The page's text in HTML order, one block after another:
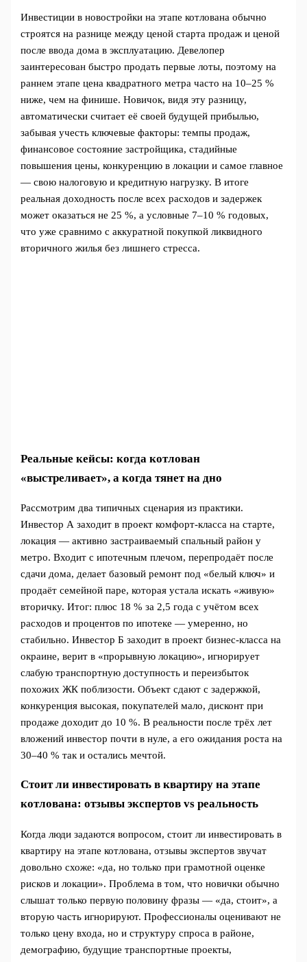
Инвестиции в новостройки на этапе котлована обычно
строятся на разнице между ценой старта продаж и ценой
после ввода дома в эксплуатацию. Девелопер
заинтересован быстро продать первые лоты, поэтому на
раннем этапе цена квадратного метра часто на 10–25 %
ниже, чем на финише. Новичок, видя эту разницу,
автоматически считает её своей будущей прибылью,
забывая учесть ключевые факторы: темпы продаж,
финансовое состояние застройщика, стадийные
повышения цены, конкуренцию в локации и самое главное
— свою налоговую и кредитную нагрузку. В итоге
реальная доходность после всех расходов и задержек
может оказаться не 25 %, а условные 7–10 % годовых,
что уже сравнимо с аккуратной покупкой ликвидного
вторичного жилья без лишнего стресса.
Реальные кейсы: когда котлован
«выстреливает», а когда тянет на дно
Рассмотрим два типичных сценария из практики.
Инвестор А заходит в проект комфорт-класса на старте,
локация — активно застраиваемый спальный район у
метро. Входит с ипотечным плечом, перепродаёт после
сдачи дома, делает базовый ремонт под «белый ключ» и
продаёт семейной паре, которая устала искать «живую»
вторичку. Итог: плюс 18 % за 2,5 года с учётом всех
расходов и процентов по ипотеке — умеренно, но
стабильно. Инвестор Б заходит в проект бизнес-класса на
окраине, верит в «прорывную локацию», игнорирует
слабую транспортную доступность и переизбыток
похожих ЖК поблизости. Объект сдают с задержкой,
конкуренция высокая, покупателей мало, дисконт при
продаже доходит до 10 %. В реальности после трёх лет
вложений инвестор почти в нуле, а его ожидания роста на
30–40 % так и остались мечтой.
Стоит ли инвестировать в квартиру на этапе
котлована: отзывы экспертов vs реальность
Когда люди задаются вопросом, стоит ли инвестировать в
квартиру на этапе котлована, отзывы экспертов звучат
довольно схоже: «да, но только при грамотной оценке
рисков и локации». Проблема в том, что новички обычно
слышат только первую половину фразы — «да, стоит», а
вторую часть игнорируют. Профессионалы оценивают не
только цену входа, но и структуру спроса в районе,
демографию, будущие транспортные проекты,